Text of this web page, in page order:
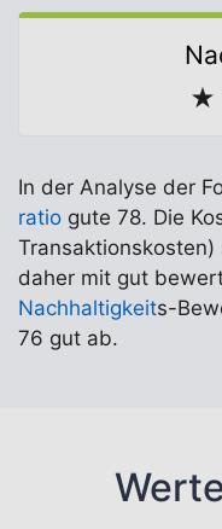
★
In der Analyse der
ratio gute 78. Die
daher mit gut
Nachhaltigkeits-
76 gut ab.